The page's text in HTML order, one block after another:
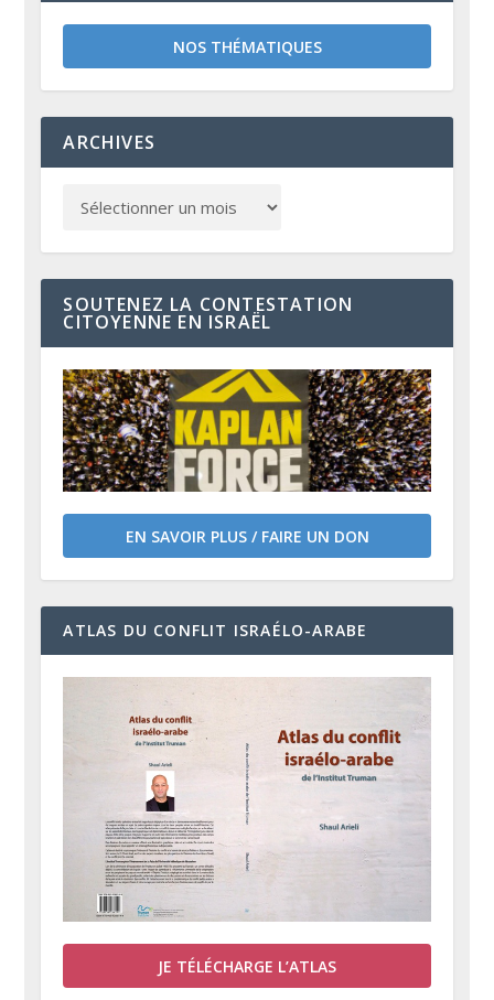
NOS THÉMATIQUES
ARCHIVES
SOUTENEZ LA CONTESTATION
CITOYENNE EN ISRAËL
EN SAVOIR PLUS / FAIRE UN DON
ATLAS DU CONFLIT ISRAÉLO-ARABE
JE TÉLÉCHARGE L’ATLAS